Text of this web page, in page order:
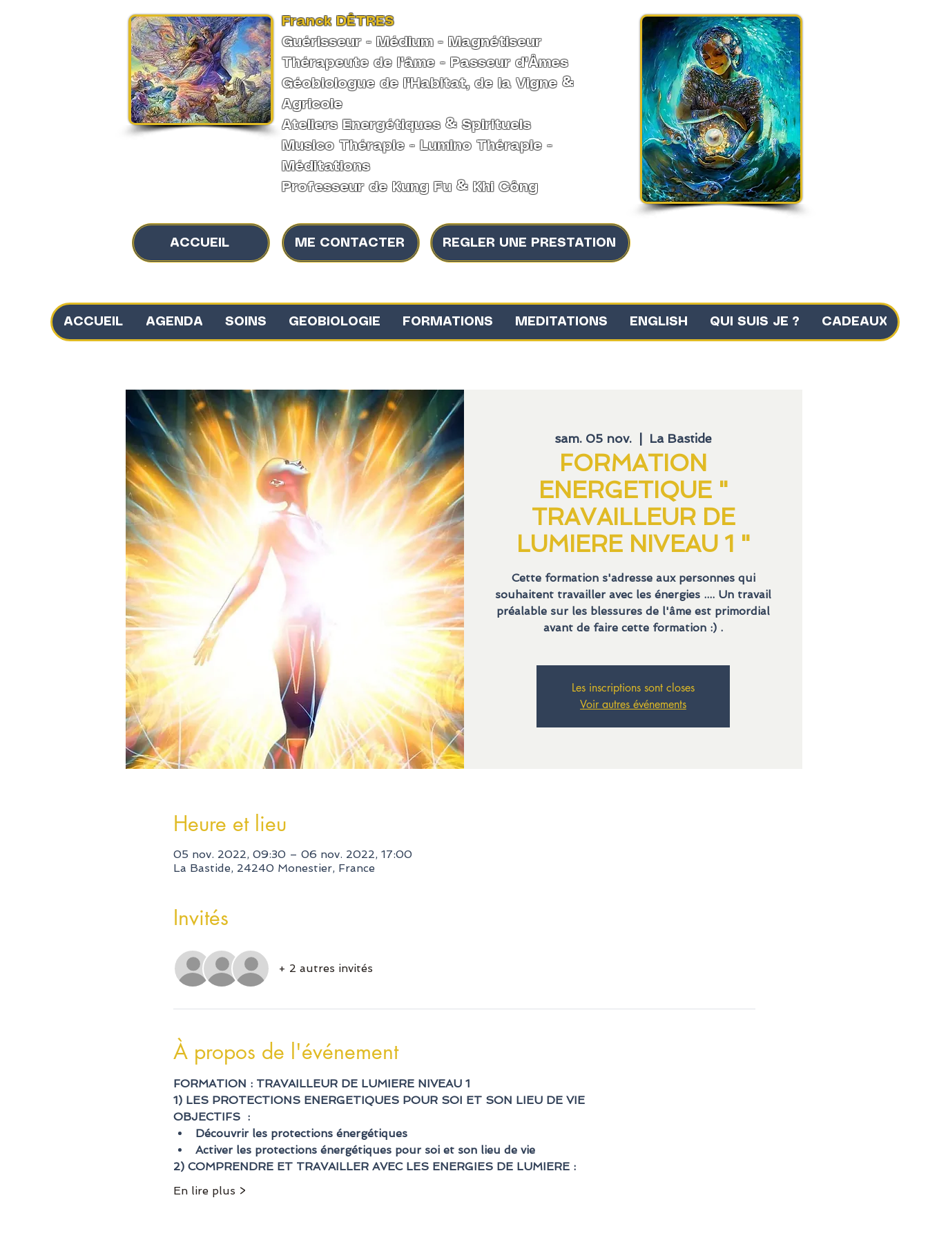
Franck DÊTRES
Guérisseur - Médium - Magnétiseur
Thérapeute de l'âme - Passeur d'Âmes
Géobiologue de l'Habitat, de la Vigne &
Agricole
Ateliers Energétiques & Spirituels
Musico Thérapie - Lumino Thérapie -
Méditations
Professeur de Kung Fu & Khi Công
ACCUEIL ME CONTACTER REGLER UNE PRESTATION
ACCUEIL AGENDA SOINS GEOBIOLOGIE FORMATIONS MEDITATIONS ENGLISH QUI SUIS JE ? CADEAUX
sam. 05 nov. La Bastide
FORMATION
ENERGETIQUE "
TRAVAILLEUR DE
LUMIERE NIVEAU 1 "
Cette formation s'adresse aux personnes qui
souhaitent travailler avec les énergies .... Un travail
préalable sur les blessures de l'âme est primordial
avant de faire cette formation :) .
Les inscriptions sont closes
Voir autres événements
Heure et lieu
05 nov. 2022, 09:30 – 06 nov. 2022, 17:00
La Bastide, 24240 Monestier, France
Invités
+ 2 autres invités
À propos de l'événement
FORMATION : TRAVAILLEUR DE LUMIERE NIVEAU 1
1) LES PROTECTIONS ENERGETIQUES POUR SOI ET SON LIEU DE VIE
OBJECTIFS  :
Découvrir les protections énergétiques
Activer les protections énergétiques pour soi et son lieu de vie
2) COMPRENDRE ET TRAVAILLER AVEC LES ENERGIES DE LUMIERE :
En lire plus >